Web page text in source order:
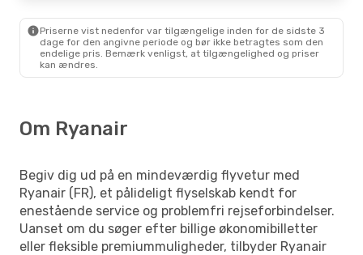
Priserne vist nedenfor var tilgængelige inden for de sidste 3
dage for den angivne periode og bør ikke betragtes som den
endelige pris. Bemærk venligst, at tilgængelighed og priser
kan ændres.
Om Ryanair
Begiv dig ud på en mindeværdig flyvetur med
Ryanair (FR), et pålideligt flyselskab kendt for
enestående service og problemfri rejseforbindelser.
Uanset om du søger efter billige økonomibilletter
eller fleksible premiummuligheder, tilbyder Ryanair